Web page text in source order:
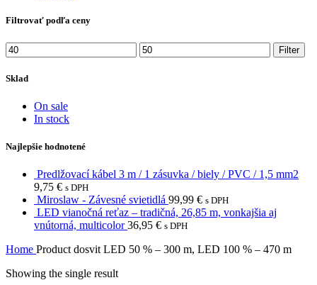
Filtrovať podľa ceny
Min
price
Max
price
Filter
Sklad
On sale
In stock
Najlepšie hodnotené
Predlžovací kábel 3 m / 1 zásuvka / biely / PVC / 1,5 mm2
9,75 € s DPH
Miroslaw - Závesné svietidlá 99,99 € s DPH
LED vianočná reťaz – tradičná, 26,85 m, vonkajšia aj
vnútorná, multicolor36,95 € s DPH
Home Product dosvit LED 50 % – 300 m, LED 100 % – 470 m
Showing the single result